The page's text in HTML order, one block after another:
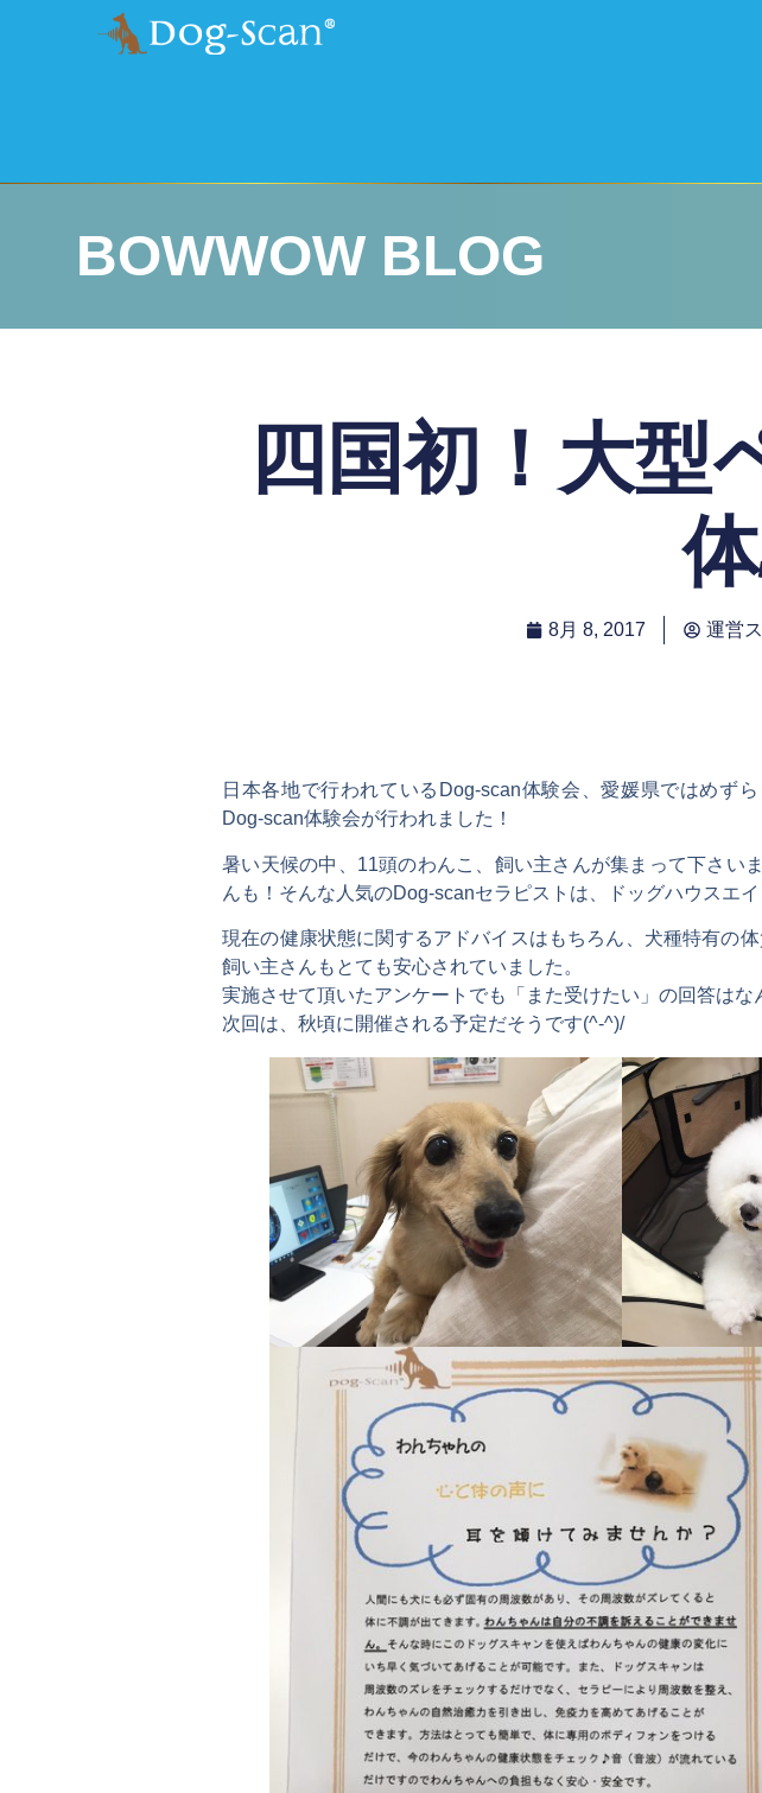
BOWWOW BLOG
四国初！大型
8月 8, 2017 運営
日本各地で行われているDog-scan体験会、愛媛県ではめず
Dog-scan体験会が行われました！
暑い天候の中、11頭のわんこ、飼い主さんが集まって下さい
んも！そんな人気のDog-scanセラピストは、ドッグハウスエイ
現在の健康状態に関するアドバイスはもちろん、犬種特有の
飼い主さんもとても安心されていました。
実施させて頂いたアンケートでも「また受けたい」の回答はな
次回は、秋頃に開催される予定だそうです(^-^)/